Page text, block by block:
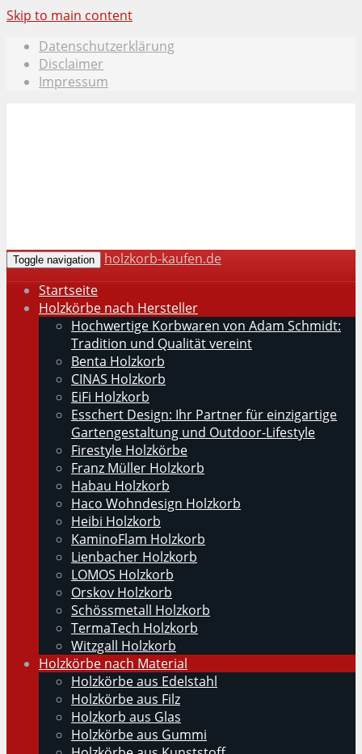
Skip to main content
Datenschutzerklärung
Disclaimer
Impressum
Toggle navigation
holzkorb-kaufen.de
Startseite
Holzkörbe nach Hersteller
Hochwertige Korbwaren von Adam Schmidt:
Tradition und Qualität vereint
Benta Holzkorb
CINAS Holzkorb
EiFi Holzkorb
Esschert Design: Ihr Partner für einzigartige
Gartengestaltung und Outdoor-Lifestyle
Firestyle Holzkörbe
Franz Müller Holzkorb
Habau Holzkorb
Haco Wohndesign Holzkorb
Heibi Holzkorb
KaminoFlam Holzkorb
Lienbacher Holzkorb
LOMOS Holzkorb
Orskov Holzkorb
Schössmetall Holzkorb
TermaTech Holzkorb
Witzgall Holzkorb
Holzkörbe nach Material
Holzkörbe aus Edelstahl
Holzkörbe aus Filz
Holzkorb aus Glas
Holzkörbe aus Gummi